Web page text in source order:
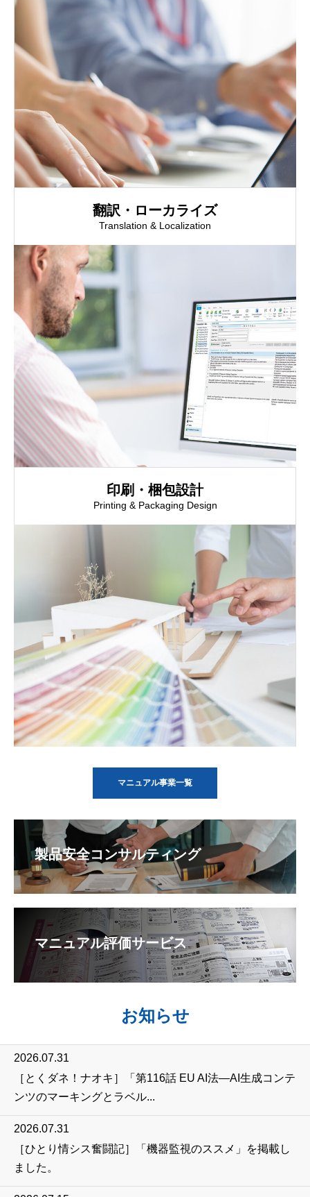
翻訳・ローカライズ
Translation & Localization
印刷・梱包設計
Printing & Packaging Design
マニュアル事業一覧
製品安全コンサルティング
マニュアル評価サービス
お知らせ
2026.07.31
［とくダネ！ナオキ］「第116話 EU AI法―AI生成コンテ
ンツのマーキングとラベル...
2026.07.31
［ひとり情シス奮闘記］「機器監視のススメ」を掲載し
ました。